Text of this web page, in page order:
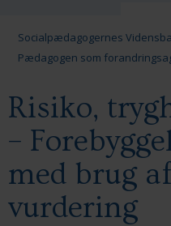
Voksne
Socialpædagogernes
Pædagogen som
Risiko,
–
med brug
vurdering